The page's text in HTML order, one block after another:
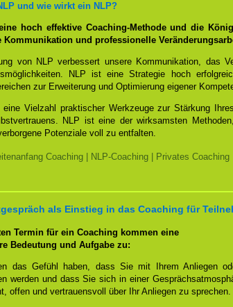
und wie wirkt ein NLP?
hoch effektive Coaching-Methode und die
Kommunikation und professionelle
von NLP verbessert unsere Kommunikation, das
NLP ist eine Strategie hoch
zur Erweiterung und Optimierung eigener
eine Vielzahl praktischer Werkzeuge zur Stärkung
NLP ist eine der wirksamsten
Potenziale voll zu entfalten.
Coaching | NLP-Coaching | Privates Coaching
als Einstieg in das Coaching für
Termin für ein Coaching kommen eine
Bedeutung und Aufgabe zu:
das Gefühl haben, dass Sie mit Ihrem Anliegen
werden und dass Sie sich in einer
offen und vertrauensvoll über Ihr Anliegen zu sprechen.